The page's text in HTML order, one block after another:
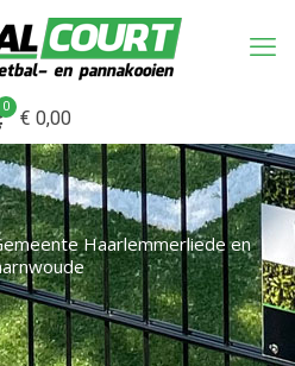
0
€ 0,00
Haarlemmerliede en